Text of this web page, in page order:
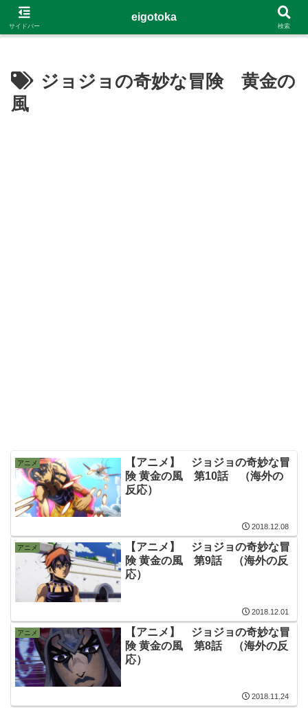
G-4Y8348WE8B
ジョジョの奇妙な冒険 黄金の
風
アニメ
【アニメ】 ジョジョの奇妙な冒
険 黄金の風 第10話 （海外の
反応）
2018.12.08
アニメ
【アニメ】 ジョジョの奇妙な冒
険 黄金の風 第9話 （海外の反
応）
2018.12.01
アニメ
【アニメ】 ジョジョの奇妙な冒
険 黄金の風 第8話 （海外の反
応）
2018.11.24
サイドバー
eigotoka
検索